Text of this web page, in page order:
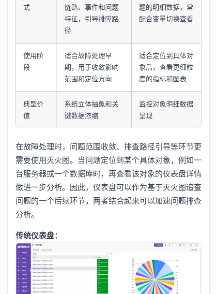
式
链路、事件和问题
特征，引导排障路
径
题的明细数据，常
配合变量切换查看
使用阶
段
适合故障处理早
期，用于收敛影响
范围和定位方向
适合定位到具体对
象后，查看更细粒
度的指标和图表
典型价
值
系统立体抽象和关
键数据浓缩
监控对象明细数据
呈现
在故障处理时，问题范围收敛、排查路径引导等环节更
需要使用灭火图。当问题定位到某个具体对象，例如一
台服务器或一个数据库时，再查看该对象的仪表盘详情
做进一步分析。因此，仪表盘可以作为基于灭火图追查
问题的一个后续环节，两者结合起来可以加速问题排查
分析。
传统仪表盘：